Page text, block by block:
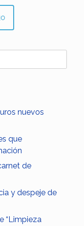
nuevos
que
de
y despeje de
“Limpieza